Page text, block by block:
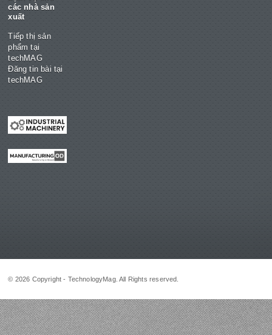
các nhà sản
xuất
Tiếp thị sản
phẩm tại
techMAG
Đăng tin bài tại
techMAG
© 2026 Copyright - TechnologyMag. All Rights reserved.